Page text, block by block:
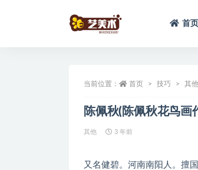
首页
当前位置： 首页 技巧 其他
陈佩秋(陈佩秋花鸟画
其他 3 年前
又名健碧。河南南阳人。擅